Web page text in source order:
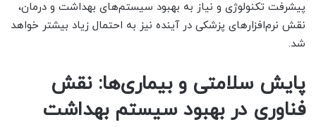
پیشرفت تکنولوژی و نیاز به بهبود سیستم‌های بهداشت و درمان،
نقش نرم‌افزارهای پزشکی در آینده نیز به احتمال زیاد بیشتر خواهد
شد.
پایش سلامتی و بیماری‌ها: نقش
فناوری در بهبود سیستم بهداشت